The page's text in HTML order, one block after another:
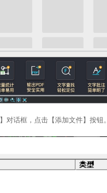
对话框，点击【添加文件】按钮。